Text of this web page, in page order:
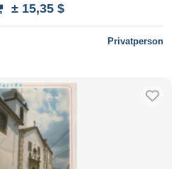
± 15,35 $
Privatperson